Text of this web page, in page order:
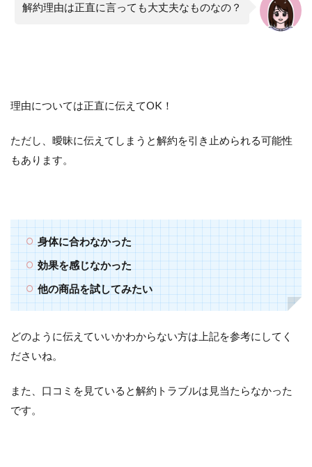
解約理由は正直に言っても大丈夫なものなの？
理由については正直に伝えてOK！
ただし、曖昧に伝えてしまうと解約を引き止められる可能性
もあります。
身体に合わなかった
効果を感じなかった
他の商品を試してみたい
どのように伝えていいかわからない方は上記を参考にしてく
ださいね。
また、口コミを見ていると解約トラブルは見当たらなかった
です。